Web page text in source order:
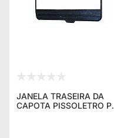
JANELA TRASEIRA DA
CAPOTA PISSOLETRO P/